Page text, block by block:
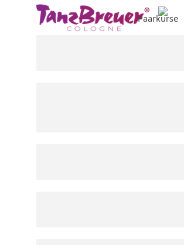
Direkt zum Seiteninhalt
Paarkurse